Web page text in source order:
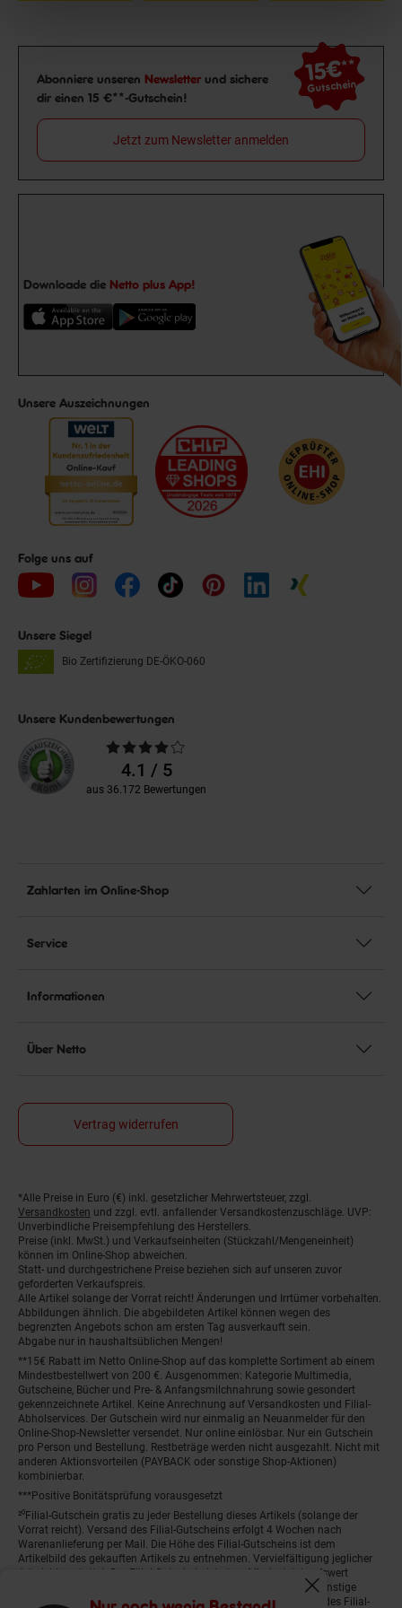
Fenster
Newsletter Anmeldung
Abonniere unseren Newsletter und sichere
dir einen 15 €**-Gutschein!
15€**
Gutschein
Jetzt zum Newsletter anmelden
Downloade die Netto plus App!
Unsere Auszeichnungen
Folge uns auf
Unsere Siegel
Bio Zertifizierung DE-ÖKO-060
Unsere Kundenbewertungen
Durchschnittliche
Bewertungen4.1 / 5
aus 36.172 Bewertungen
Zahlarten im Online-Shop
Service
Informationen
Über Netto
Vertrag widerrufen
Fußnoten
*Alle Preise in Euro (€) inkl. gesetzlicher Mehrwertsteuer, zzgl.
Versandkosten und zzgl. evtl. anfallender Versandkostenzuschläge. UVP:
Unverbindliche Preisempfehlung des Herstellers.
Preise (inkl. MwSt.) und Verkaufseinheiten (Stückzahl/Mengeneinheit)
können im Online-Shop abweichen.
Statt- und durchgestrichene Preise beziehen sich auf unseren zuvor
geforderten Verkaufspreis.
Alle Artikel solange der Vorrat reicht! Änderungen und Irrtümer vorbehalten.
Abbildungen ähnlich. Die abgebildeten Artikel können wegen des
begrenzten Angebots schon am ersten Tag ausverkauft sein.
Abgabe nur in haushaltsüblichen Mengen!
**15€ Rabatt im Netto Online-Shop auf das komplette Sortiment ab einem
Mindestbestellwert von 200 €. Ausgenommen: Kategorie Multimedia,
Gutscheine, Bücher und Pre- & Anfangsmilchnahrung sowie gesondert
gekennzeichnete Artikel. Keine Anrechnung auf Versandkosten und Filial-
Abholservices. Der Gutschein wird nur einmalig an Neuanmelder für den
Online-Shop-Newsletter versendet. Nur online einlösbar. Nur ein Gutschein
pro Person und Bestellung. Restbeträge werden nicht ausgezahlt. Nicht mit
anderen Aktionsvorteilen (PAYBACK oder sonstige Shop-Aktionen)
kombinierbar.
***Positive Bonitätsprüfung vorausgesetzt
²⁰Filial-Gutschein gratis zu jeder Bestellung dieses Artikels (solange der
Vorrat reicht). Versand des Filial-Gutscheins erfolgt 4 Wochen nach
Warenanlieferung per Mail. Die Höhe des Filial-Gutscheins ist dem
Artikelbild des gekauften Artikels zu entnehmen. Vervielfältigung jeglicher
Art nicht gestattet. Der Filial-Gutschein ist ohne Mindesteinkaufswert
einlösbar. Nicht mit anderen Aktionsvorteilen (PAYBACK oder sonstige
Shop-Aktionen) kombinierbar. Der jeweilige Gültigkeitszeitraum des Filial-